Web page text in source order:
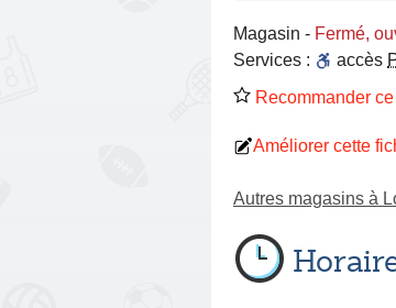
Magasin - Fermé,
Services :
accès
Recommander
Améliorer cette
Autres magasins à